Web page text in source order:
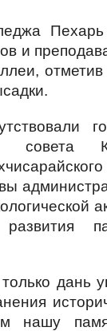
и
отметив
совета
дань
нашу